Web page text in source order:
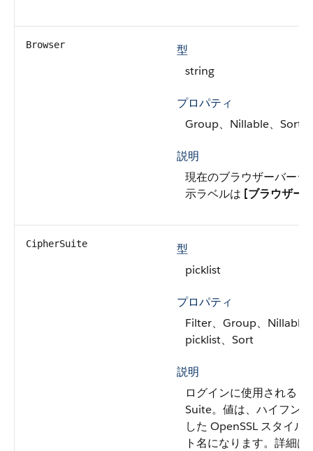
Browser
型
string
プロパティ
Group、Nillable、Sort
説明
現在のブラウザーバージ
示ラベルは [ブラウザー]
CipherSuite
型
picklist
プロパティ
Filter、Group、Nillable
picklist、Sort
説明
ログインに使用される
Suite。値は、ハイフン
した OpenSSL スタイル
ト名になります。詳細は